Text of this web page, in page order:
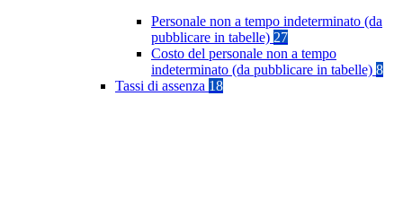
Personale non a tempo indeterminato (da
pubblicare in tabelle) 27
Costo del personale non a tempo
indeterminato (da pubblicare in tabelle) 8
Tassi di assenza 18